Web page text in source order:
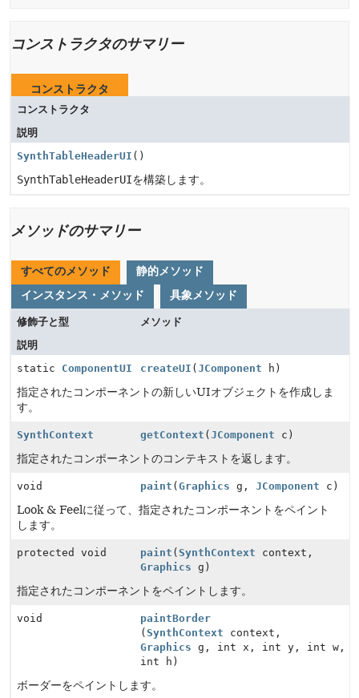
コンストラクタのサマリー
コンストラクタ
コンストラクタ
説明
SynthTableHeaderUI ()
SynthTableHeaderUIを構築します。
メソッドのサマリー
すべてのメソッド
静的メソッド
インスタンス・メソッド
具象メソッド
修飾子と型
メソッド
説明
static ComponentUI createUI ( JComponent h)
指定されたコンポーネントの新しいUIオブジェクトを作成しま
す。
SynthContext getContext ( JComponent c)
指定されたコンポーネントのコンテキストを返します。
void paint ( Graphics g, JComponent c)
Look & Feelに従って、指定されたコンポーネントをペイント
します。
protected void paint ( SynthContext context,
Graphics g)
指定されたコンポーネントをペイントします。
void
paintBorder
( SynthContext context,
Graphics g, int x, int y, int w,
int h)
ボーダーをペイントします。